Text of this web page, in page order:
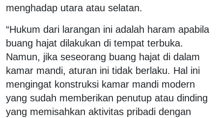
menghadap utara atau selatan.
“Hukum dari larangan ini adalah haram apabila
buang hajat dilakukan di tempat terbuka.
Namun, jika seseorang buang hajat di dalam
kamar mandi, aturan ini tidak berlaku. Hal ini
mengingat konstruksi kamar mandi modern
yang sudah memberikan penutup atau dinding
yang memisahkan aktivitas pribadi dengan